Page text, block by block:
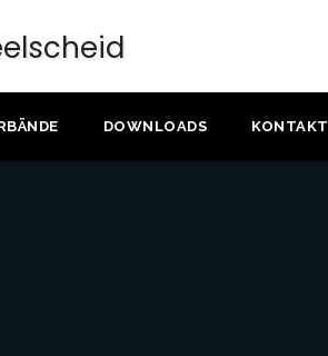
DOWNLOADS KONTAKT